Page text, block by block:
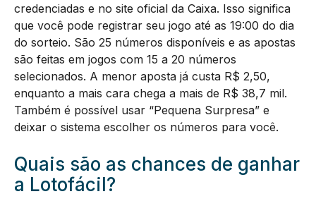
credenciadas e no site oficial da Caixa. Isso significa
que você pode registrar seu jogo até as 19:00 do dia
do sorteio. São 25 números disponíveis e as apostas
são feitas em jogos com 15 a 20 números
selecionados. A menor aposta já custa R$ 2,50,
enquanto a mais cara chega a mais de R$ 38,7 mil.
Também é possível usar “Pequena Surpresa” e
deixar o sistema escolher os números para você.
Quais são as chances de ganhar
a Lotofácil?